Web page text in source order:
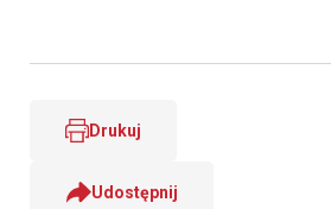
Drukuj
Udostępnij